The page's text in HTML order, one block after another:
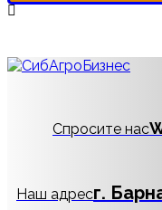
Спросите нас
Наш адресг.